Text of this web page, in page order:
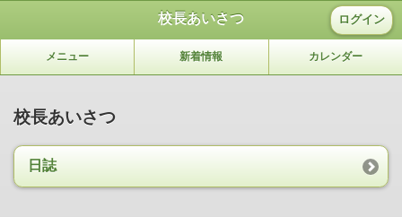
校長あいさつ ログイン
メニュー 新着情報 カレンダー
校長あいさつ
日誌